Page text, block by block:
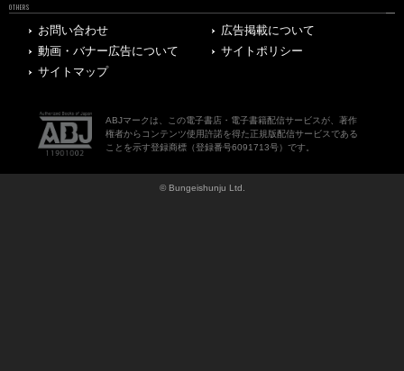
OTHERS
お問い合わせ
広告掲載について
動画・バナー広告について
サイトポリシー
サイトマップ
ABJマークは、この電子書店・電子書籍配信サービスが、著作
権者からコンテンツ使用許諾を得た正規版配信サービスである
ことを示す登録商標（登録番号6091713号）です。
© Bungeishunju Ltd.